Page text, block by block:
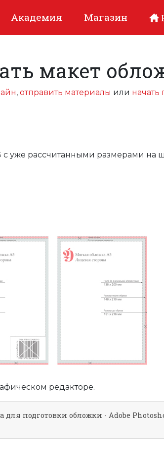
Академия Магазин
макет
, отправить материалы или начать
уже рассчитанными размерами на
редакторе.
подготовки обложки - Adobe